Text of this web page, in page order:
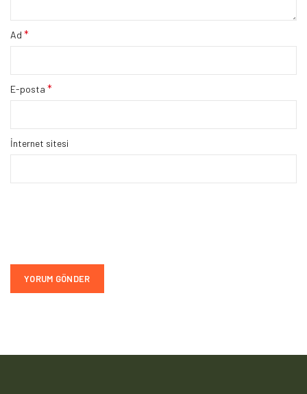
Ad *
E-posta *
İnternet sitesi